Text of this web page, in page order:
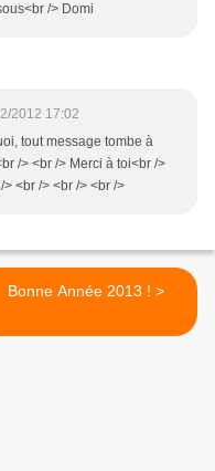
/> Domi
2012 17:02
tout message tombe à
/> <br /> Merci à toi<br />
<br /> <br /> <br />
Bonne Année 2013 ! >